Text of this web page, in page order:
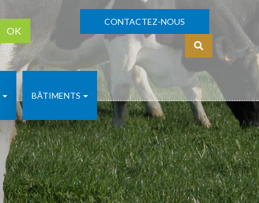
OK
CONTACTEZ-NOUS
S'identifier
BÂTIMENTS